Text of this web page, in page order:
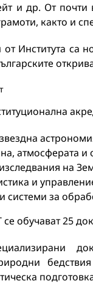
и др. От почти
както и
Института са
атмосферата и
на
и
системи за
обучават 25